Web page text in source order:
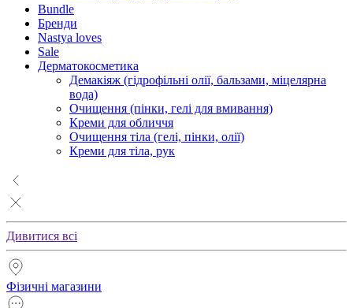
Bundle
Бренди
Nastya loves
Sale
Дерматокосметика
Демакіяж (гідрофільні олії, бальзами, міцелярна
вода)
Очищення (пінки, гелі для вмивання)
Креми для обличчя
Очищення тіла (гелі, пінки, олії)
Креми для тіла, рук
Дивитися всі
Фізичні магазини